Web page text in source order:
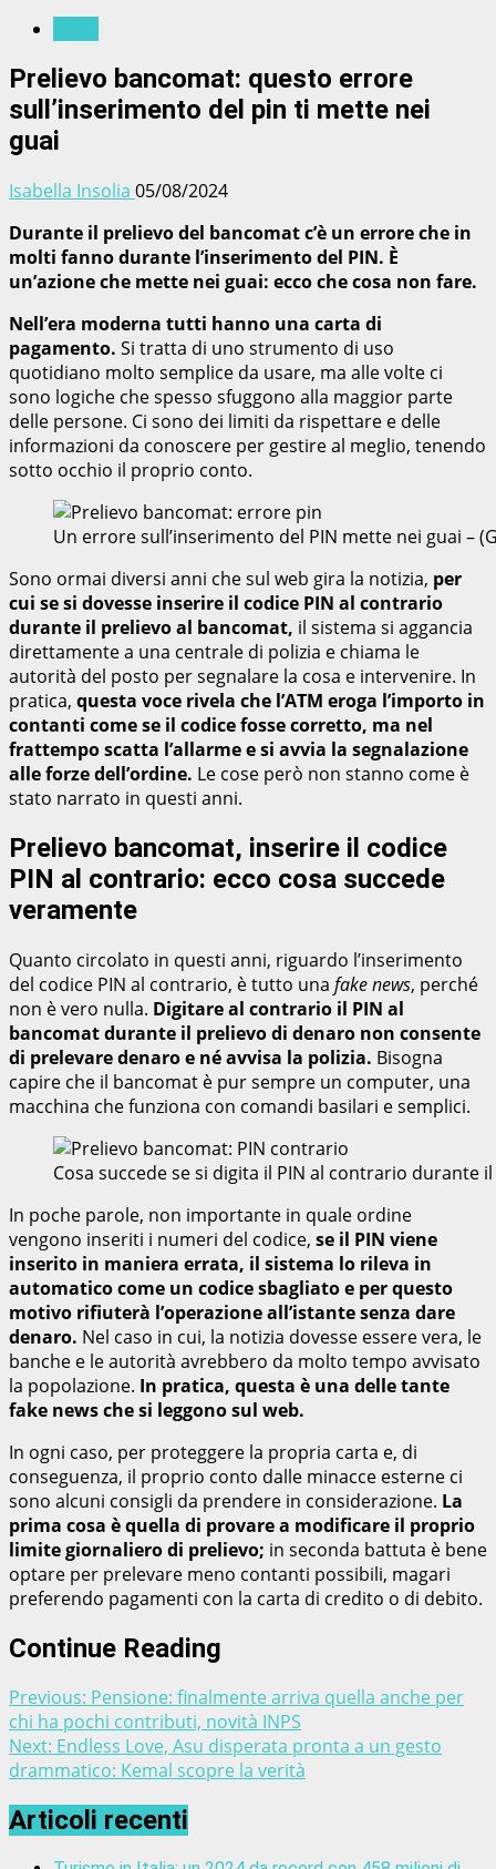
Prelievo bancomat: questo errore
sull’inserimento del pin ti mette nei
guai
Isabella Insolia 05/08/2024
Durante il prelievo del bancomat c’è un errore che in
molti fanno durante l’inserimento del PIN. È
un’azione che mette nei guai: ecco che cosa non fare.
Nell’era moderna tutti hanno una carta di
pagamento. Si tratta di uno strumento di uso
quotidiano molto semplice da usare, ma alle volte ci
sono logiche che spesso sfuggono alla maggior parte
delle persone. Ci sono dei limiti da rispettare e delle
informazioni da conoscere per gestire al meglio, tenendo
sotto occhio il proprio conto.
Un errore sull’inserimento del PIN mette nei guai –
Sono ormai diversi anni che sul web gira la notizia, per
cui se si dovesse inserire il codice PIN al contrario
durante il prelievo al bancomat, il sistema si aggancia
direttamente a una centrale di polizia e chiama le
autorità del posto per segnalare la cosa e intervenire. In
pratica, questa voce rivela che l’ATM eroga l’importo in
contanti come se il codice fosse corretto, ma nel
frattempo scatta l’allarme e si avvia la segnalazione
alle forze dell’ordine. Le cose però non stanno come è
stato narrato in questi anni.
Prelievo bancomat, inserire il codice
PIN al contrario: ecco cosa succede
veramente
Quanto circolato in questi anni, riguardo l’inserimento
del codice PIN al contrario, è tutto una fake news, perché
non è vero nulla. Digitare al contrario il PIN al
bancomat durante il prelievo di denaro non consente
di prelevare denaro e né avvisa la polizia. Bisogna
capire che il bancomat è pur sempre un computer, una
macchina che funziona con comandi basilari e semplici.
Cosa succede se si digita il PIN al contrario durante
In poche parole, non importante in quale ordine
vengono inseriti i numeri del codice, se il PIN viene
inserito in maniera errata, il sistema lo rileva in
automatico come un codice sbagliato e per questo
motivo rifiuterà l’operazione all’istante senza dare
denaro. Nel caso in cui, la notizia dovesse essere vera, le
banche e le autorità avrebbero da molto tempo avvisato
la popolazione. In pratica, questa è una delle tante
fake news che si leggono sul web.
In ogni caso, per proteggere la propria carta e, di
conseguenza, il proprio conto dalle minacce esterne ci
sono alcuni consigli da prendere in considerazione. La
prima cosa è quella di provare a modificare il proprio
limite giornaliero di prelievo; in seconda battuta è bene
optare per prelevare meno contanti possibili, magari
preferendo pagamenti con la carta di credito o di debito.
Continue Reading
Previous: Pensione: finalmente arriva quella anche per
chi ha pochi contributi, novità INPS
Next: Endless Love, Asu disperata pronta a un gesto
drammatico: Kemal scopre la verità
Articoli recenti